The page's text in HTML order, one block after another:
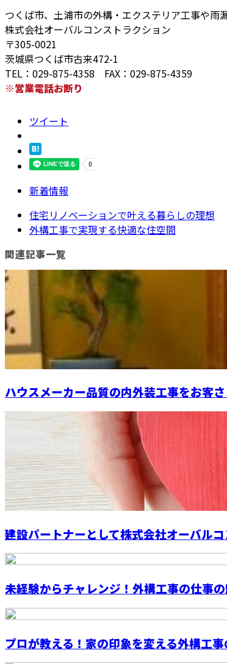
つくば市、土浦市の外構・エクステリア工事や雨
株式会社オーバルコンストラクション
〒305-0021
茨城県つくば市古来472-1
TEL：029-875-4358 FAX：029-875-4359
※営業電話お断り
ツイート
新着情報
住宅リノベーションで叶える暮らしの理想
外構工事で実現する快適な住空間
関連記事一覧
ハウスメーカー品質の内外装工事をお客
建設パートナーとして株式会社オーバル
未経験からチャレンジ！外構工事の仕事
プロが教える！家の印象を変える外構工